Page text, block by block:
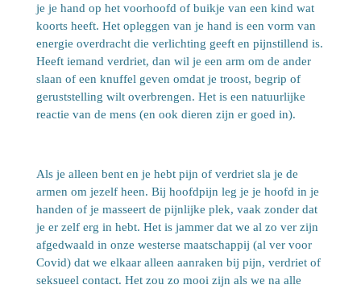
je je hand op het voorhoofd of buikje van een kind wat
koorts heeft. Het opleggen van je hand is een vorm van
energie overdracht die verlichting geeft en pijnstillend is.
Heeft iemand verdriet, dan wil je een arm om de ander
slaan of een knuffel geven omdat je troost, begrip of
geruststelling wilt overbrengen. Het is een natuurlijke
reactie van de mens (en ook dieren zijn er goed in).
Als je alleen bent en je hebt pijn of verdriet sla je de
armen om jezelf heen. Bij hoofdpijn leg je je hoofd in je
handen of je masseert de pijnlijke plek, vaak zonder dat
je er zelf erg in hebt. Het is jammer dat we al zo ver zijn
afgedwaald in onze westerse maatschappij (al ver voor
Covid) dat we elkaar alleen aanraken bij pijn, verdriet of
seksueel contact. Het zou zo mooi zijn als we na alle